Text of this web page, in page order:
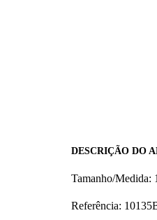
DESCRIÇÃO DO
Tamanho/Medida:
Referência: 10135